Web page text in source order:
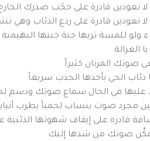
تعودين قادرة على حجْب صدرك
تعودين قادرة على ردع الذئاب وهي
ولو للمسة تريها جنة جنتها البهيمية
الغزالة
صوتك المرنان كثيراً
ذئاب الحي يأخذها الجذب سريعاً
عليها في الحال سماع صوتك ودسم
مجرد صوت ينساب لحمياً يطرب
قادرة على إيقاف شهوتها الذئبية
صوتك من شدها إليك